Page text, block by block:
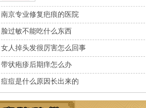
南京专业修复疤痕的医院
脸过敏不能吃什么东西
女人掉头发很厉害怎么回事
带状疱疹后期痒怎么办
痘痘是什么原因长出来的